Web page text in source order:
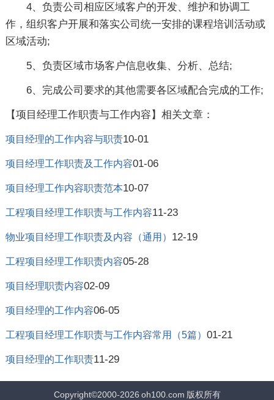
4、负责公司相应区域客户的开发、维护和协调工
作，组织客户开展和落实公司统一安排的课程培训活动或
区域活动;
5、负责区域市场客户信息收集、分析、总结;
6、完成公司要求的其他需要各区域配合完成的工作;
【项目经理工作职责与工作内容】相关文章：
项目经理的工作内容与职责10-01
项目经理工作职责及工作内容01-06
项目经理工作内容职责范本10-07
工程项目经理工作职责与工作内容11-23
物业项目经理工作职责及内容（通用） 12-19
工程项目经理工作职责内容05-28
项目经理职责内容02-09
项目经理的工作内容06-05
工程项目经理工作职责与工作内容常用（5篇） 01-21
项目经理的工作职责11-29
Copyright©2000-2026 oh100.com 版权所有